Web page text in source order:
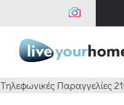
Τηλεφωνικές Παραγγελίες